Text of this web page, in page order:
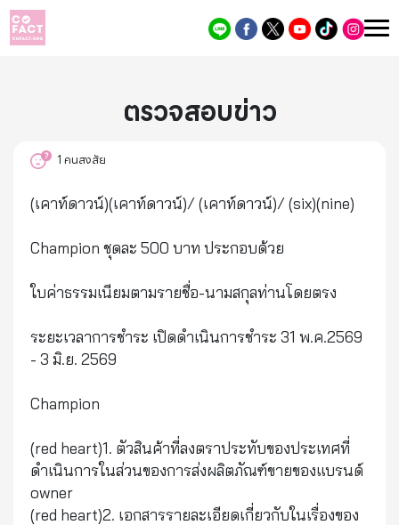
ตรวจสอบข่าว
1คนสงสัย
(เคาท์ดาวน์)(เคาท์ดาวน์)/ (เคาท์ดาวน์)/ (six)(nine)
Champion ชุดละ 500 บาท ประกอบด้วย
ใบค่าธรรมเนียมตามรายชื่อ-นามสกุลท่านโดยตรง
ระยะเวลาการชำระ เปิดดำเนินการชำระ 31 พ.ค.2569
- 3 มิ.ย. 2569
Champion
(red heart)1. ตัวสินค้าที่ลงตราประทับของประเทศที่
ดำเนินการในส่วนของการส่งผลิตภัณฑ์ขายของแบรนด์
owner
(red heart)2. เอกสารรายละเอียดเกี่ยวกับในเรื่องของ